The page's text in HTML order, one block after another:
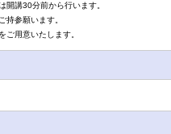
開講30分前から行います。
持参願います。
ご用意いたします。